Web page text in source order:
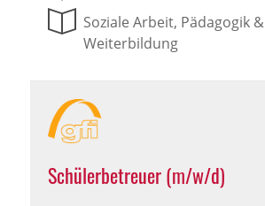
Soziale Arbeit, Pädagogik &
Weiterbildung
Schülerbetreuer (m/w/d)